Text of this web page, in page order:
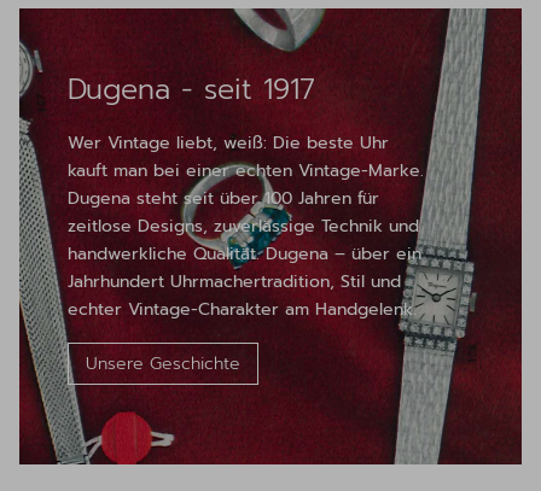
Dugena - seit 1917
Wer Vintage liebt, weiß: Die beste Uhr
kauft man bei einer echten Vintage-Marke.
Dugena steht seit über 100 Jahren für
zeitlose Designs, zuverlässige Technik und
handwerkliche Qualität. Dugena – über ein
Jahrhundert Uhrmachertradition, Stil und
echter Vintage-Charakter am Handgelenk.
Unsere Geschichte